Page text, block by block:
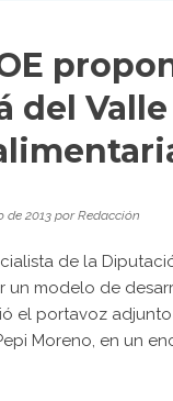
del
de 2013 porRedacción
de la
un modelo de
el portavoz
Moreno, en un